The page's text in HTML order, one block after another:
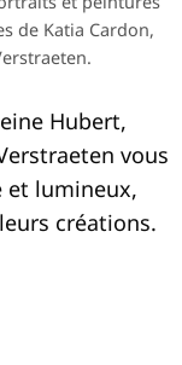
de Katia Cardon,
Hubert,
vous
et lumineux,
créations.